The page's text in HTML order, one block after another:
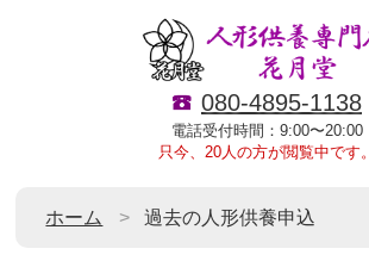
080-4895-1138
電話受付時間：9:00〜20:00
只今、20人の方が閲覧中です。
ホーム 過去の人形供養申込